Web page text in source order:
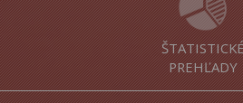
ŠTATISTICKÉ
PREHĽADY